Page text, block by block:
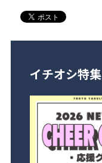
イチオシ特集